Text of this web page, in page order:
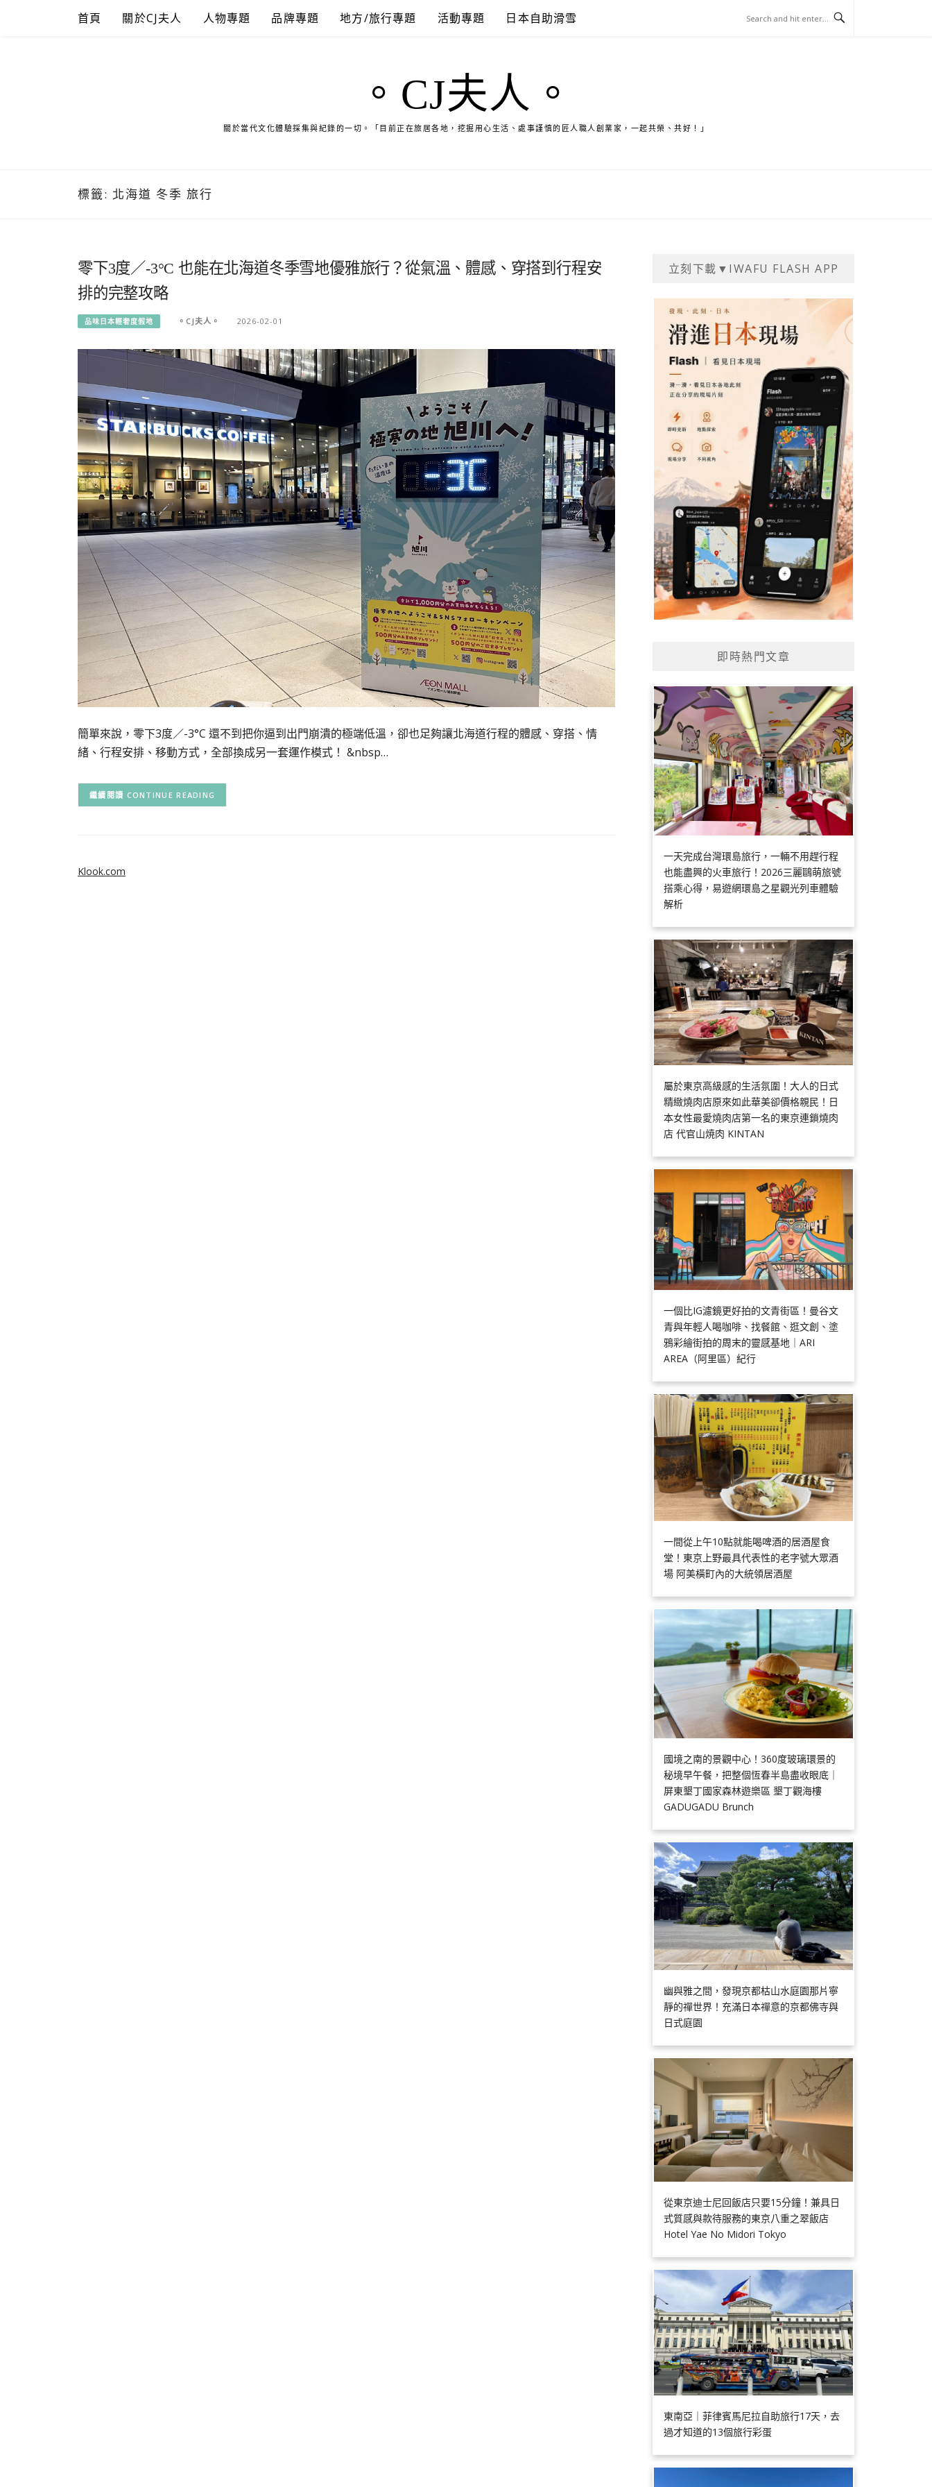
首頁 關於CJ夫人 人物專題 品牌專題 地方/旅行專題 活動專題 日本自助滑雪
。CJ夫人。
關於當代文化體驗採集與紀錄的一切。「目前正在旅居各地，挖掘用心生活、處事謹慎的匠人職人創業家，一起共榮、共好！」
標籤: 北海道 冬季 旅行
零下3度／-3°C 也能在北海道冬季雪地優雅旅行？從氣溫、體感、穿搭到行程安
排的完整攻略
品味日本輕奢度假地 。CJ夫人。 2026-02-01
簡單來說，零下3度／-3°C 還不到把你逼到出門崩潰的極端低溫，卻也足夠讓北海道行程的體感、穿搭、情
緒、行程安排、移動方式，全部換成另一套運作模式！ &nbsp…
CONTINUE READING
立刻下載▼IWAFU FLASH APP
即時熱門文章
一天完成台灣環島旅行，一輛不用趕行程
也能盡興的火車旅行！2026三麗鷗萌旅號
搭乘心得，易遊網環島之星觀光列車體驗
解析
屬於東京高級感的生活氛圍！大人的日式
精緻燒肉店原來如此華美卻價格親民！日
本女性最愛燒肉店第一名的東京連鎖燒肉
店 代官山焼肉 KINTAN
一個比IG濾鏡更好拍的文青街區！曼谷文
青與年輕人喝咖啡、找餐館、逛文創、塗
鴉彩繪街拍的周末的靈感基地｜ARI
AREA（阿里區）紀行
一間從上午10點就能喝啤酒的居酒屋食
堂！東京上野最具代表性的老字號大眾酒
場 阿美橫町內的大統領居酒屋
國境之南的景觀中心！360度玻璃環景的
秘境早午餐，把整個恆春半島盡收眼底｜
屏東墾丁國家森林遊樂區 墾丁觀海樓
GADUGADU Brunch
幽與雅之間，發現京都枯山水庭園那片寧
靜的禪世界！充滿日本禪意的京都佛寺與
日式庭園
從東京迪士尼回飯店只要15分鐘！兼具日
式質感與款待服務的東京八重之翠飯店
Hotel Yae No Midori Tokyo
東南亞｜菲律賓馬尼拉自助旅行17天，去
過才知道的13個旅行彩蛋
Klook.com